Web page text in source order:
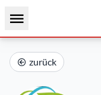
zurück